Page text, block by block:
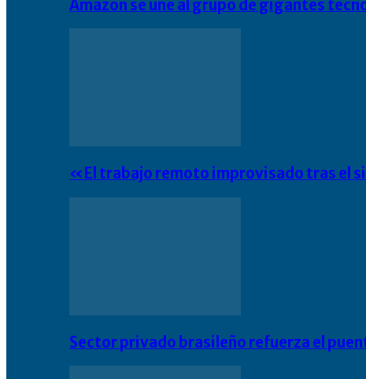
Amazon se une al grupo de gigantes
«El trabajo remoto improvisado tras el
Sector privado brasileño refuerza el